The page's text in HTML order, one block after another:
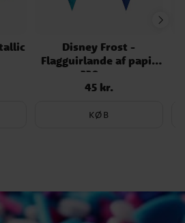
Disney Frost -
Flagguirlande af papir
230 cm
Pris: 45 kr.
45 kr.
KØB